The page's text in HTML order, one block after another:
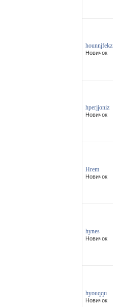
hounnjfekz
Новичок
hperjjoniz
Новичок
Hrem
Новичок
hynes
Новичок
hyouqqu
Новичок